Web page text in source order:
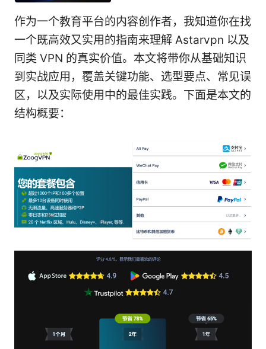
作为一个教育平台的内容创作者，我知道你在找
一个既高效又实用的指南来理解 Astarvpn 以及
同类 VPN 的真实价值。本文将带你从基础知识
到实战应用，覆盖关键功能、选型要点、常见误
区，以及实际使用中的最佳实践。下面是本文的
结构概要：